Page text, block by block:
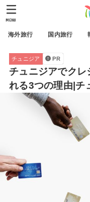
海外旅行 国内旅行
MENU
チュニジア PR
チュニジアでク
れる3つの理由|チ